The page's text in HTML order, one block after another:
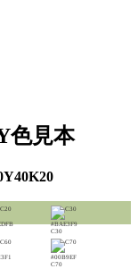
色見本
#BAE3F9
C30
#00B9EF
C70